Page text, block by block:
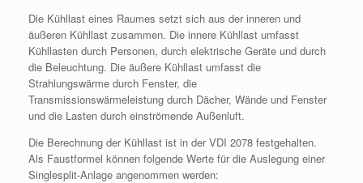
Die Kühllast eines Raumes setzt sich aus der inneren und
äußeren Kühllast zusammen. Die innere Kühllast umfasst
Kühllasten durch Personen, durch elektrische Geräte und durch
die Beleuchtung. Die äußere Kühllast umfasst die
Strahlungswärme durch Fenster, die
Transmissionswärmeleistung durch Dächer, Wände und Fenster
und die Lasten durch einströmende Außenluft.
Die Berechnung der Kühllast ist in der VDI 2078 festgehalten.
Als Faustformel können folgende Werte für die Auslegung einer
Singlesplit-Anlage angenommen werden: